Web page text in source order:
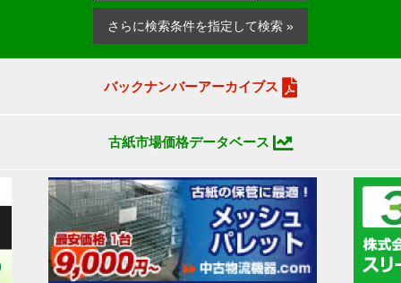
さらに検索条件を指定して検索 »
バックナンバーアーカイブス
古紙市場価格データベース